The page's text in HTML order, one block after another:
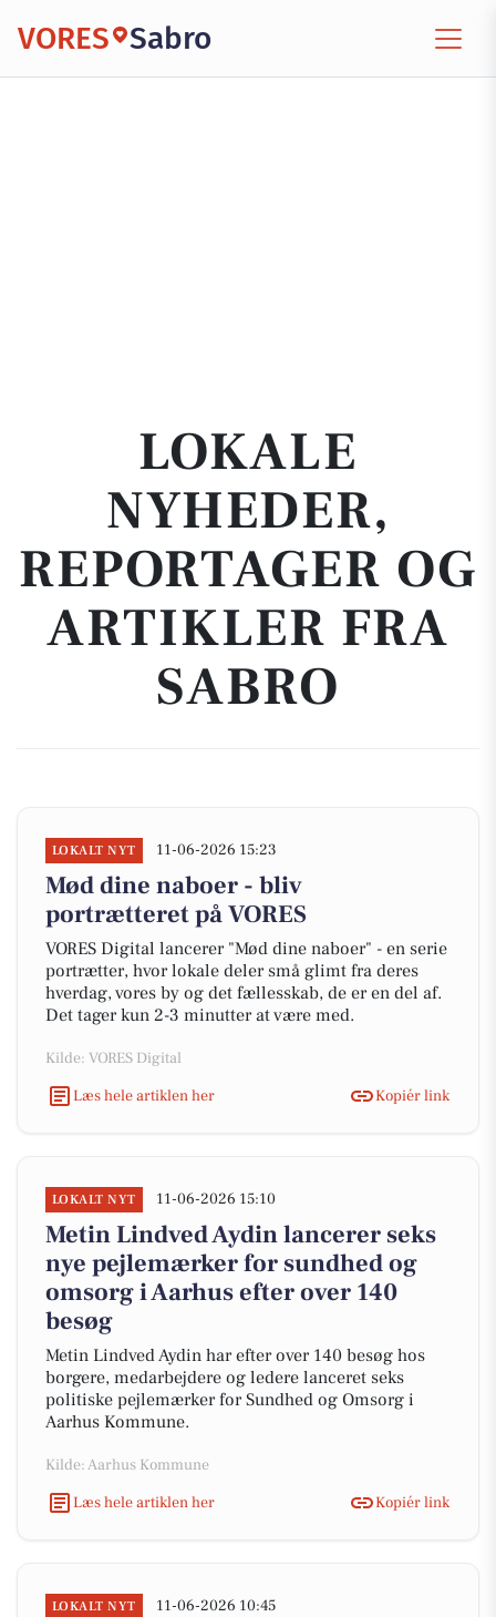
VORES Sabro
LOKALE
NYHEDER,
REPORTAGER OG
ARTIKLER FRA
SABRO
LOKALT NYT 11-06-2026 15:23
Mød dine naboer - bliv
portrætteret på VORES
VORES Digital lancerer "Mød dine naboer" - en serie
portrætter, hvor lokale deler små glimt fra deres
hverdag, vores by og det fællesskab, de er en del af.
Det tager kun 2-3 minutter at være med.
Kilde: VORES Digital
Læs hele artiklen her
Kopiér link
LOKALT NYT 11-06-2026 15:10
Metin Lindved Aydin lancerer seks
nye pejlemærker for sundhed og
omsorg i Aarhus efter over 140
besøg
Metin Lindved Aydin har efter over 140 besøg hos
borgere, medarbejdere og ledere lanceret seks
politiske pejlemærker for Sundhed og Omsorg i
Aarhus Kommune.
Kilde: Aarhus Kommune
Læs hele artiklen her
Kopiér link
LOKALT NYT 11-06-2026 10:45